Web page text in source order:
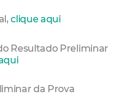
clique aqui
Resultado Preliminar
da Prova